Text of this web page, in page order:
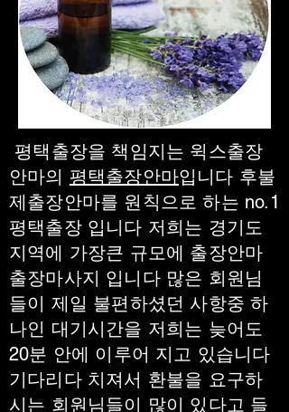
평택출장을 책임지는 윅스출장
안마의 평택출장안마입니다 후불
제출장안마를 원칙으로 하는 no.1
평택출장 입니다 저희는 경기도
지역에 가장큰 규모에 출장안마
출장마사지 입니다 많은 회원님
들이 제일 불편하셨던 사항중 하
나인 대기시간을 저희는 늦어도
20분 안에 이루어 지고 있습니다
기다리다 치져서 환불을 요구하
시는 회원님들이 많이 있다고 들